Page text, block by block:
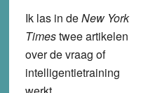
Ik las in deNew York
Timestwee artikelen
over de vraag of
intelligentietraining